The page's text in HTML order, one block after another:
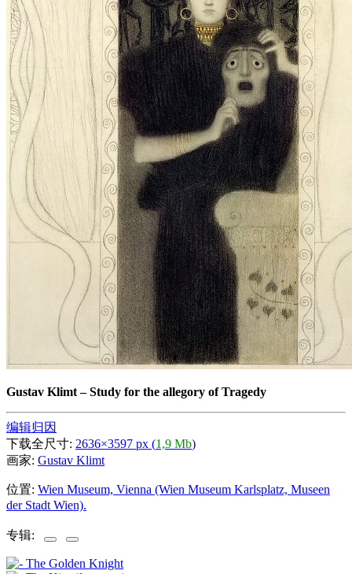
Gustav Klimt–Study for the allegory of Tragedy
编辑归因
下载全尺寸: 2636×3597 px (1,9 Mb)
画家: Gustav Klimt
位置: Wien Museum, Vienna (Wien Museum Karlsplatz, Museen
der Stadt Wien).
专辑: